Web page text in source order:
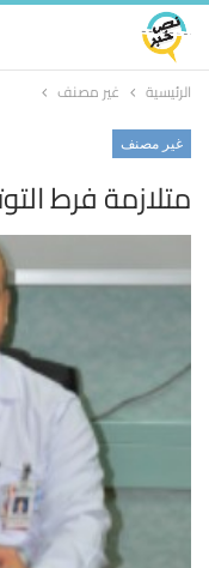
الرئيسية غير مصنف
غير مصنف
متلازمة فرط